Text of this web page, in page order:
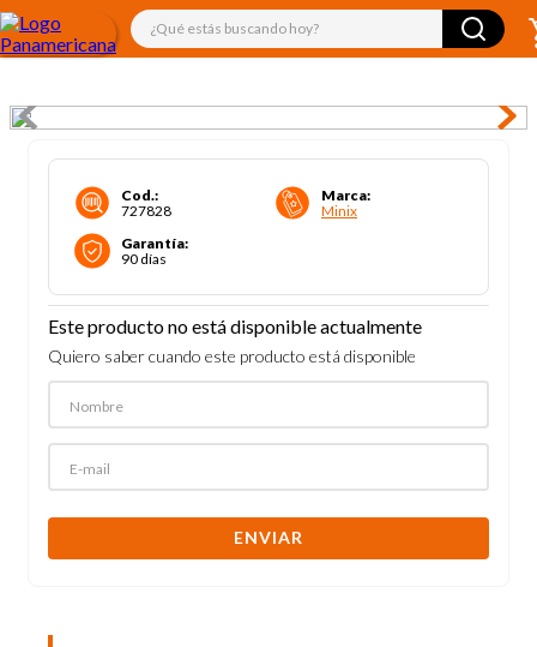
¿Qué estás buscando hoy?
Cod.:
727828
Marca:
Minix
Garantía:
90 días
Este producto no está disponible actualmente
Quiero saber cuando este producto está disponible
ENVIAR